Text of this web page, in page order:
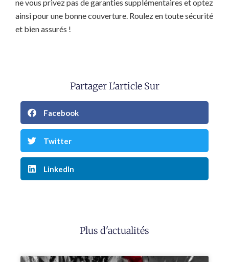
ne vous privez pas de garanties supplémentaires et optez
ainsi pour une bonne couverture. Roulez en toute sécurité
et bien assurés !
Partager L'article Sur
Facebook
Twitter
LinkedIn
Plus d'actualités